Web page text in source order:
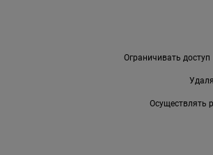
Ограничивать
Осуществлять